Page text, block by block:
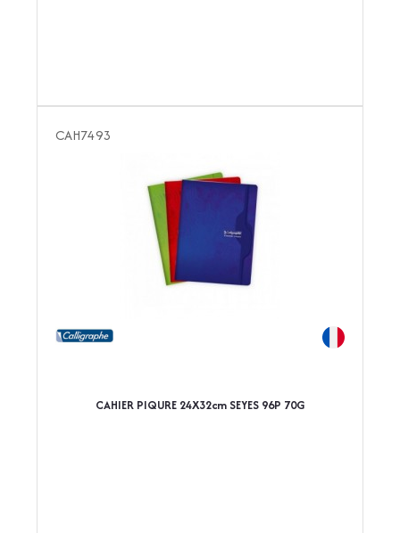
CAH7493
CAHIER PIQURE 24X32cm SEYES 96P 70G